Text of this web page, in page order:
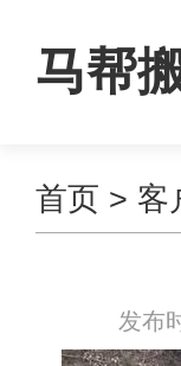
马帮
首页 > 客
发布